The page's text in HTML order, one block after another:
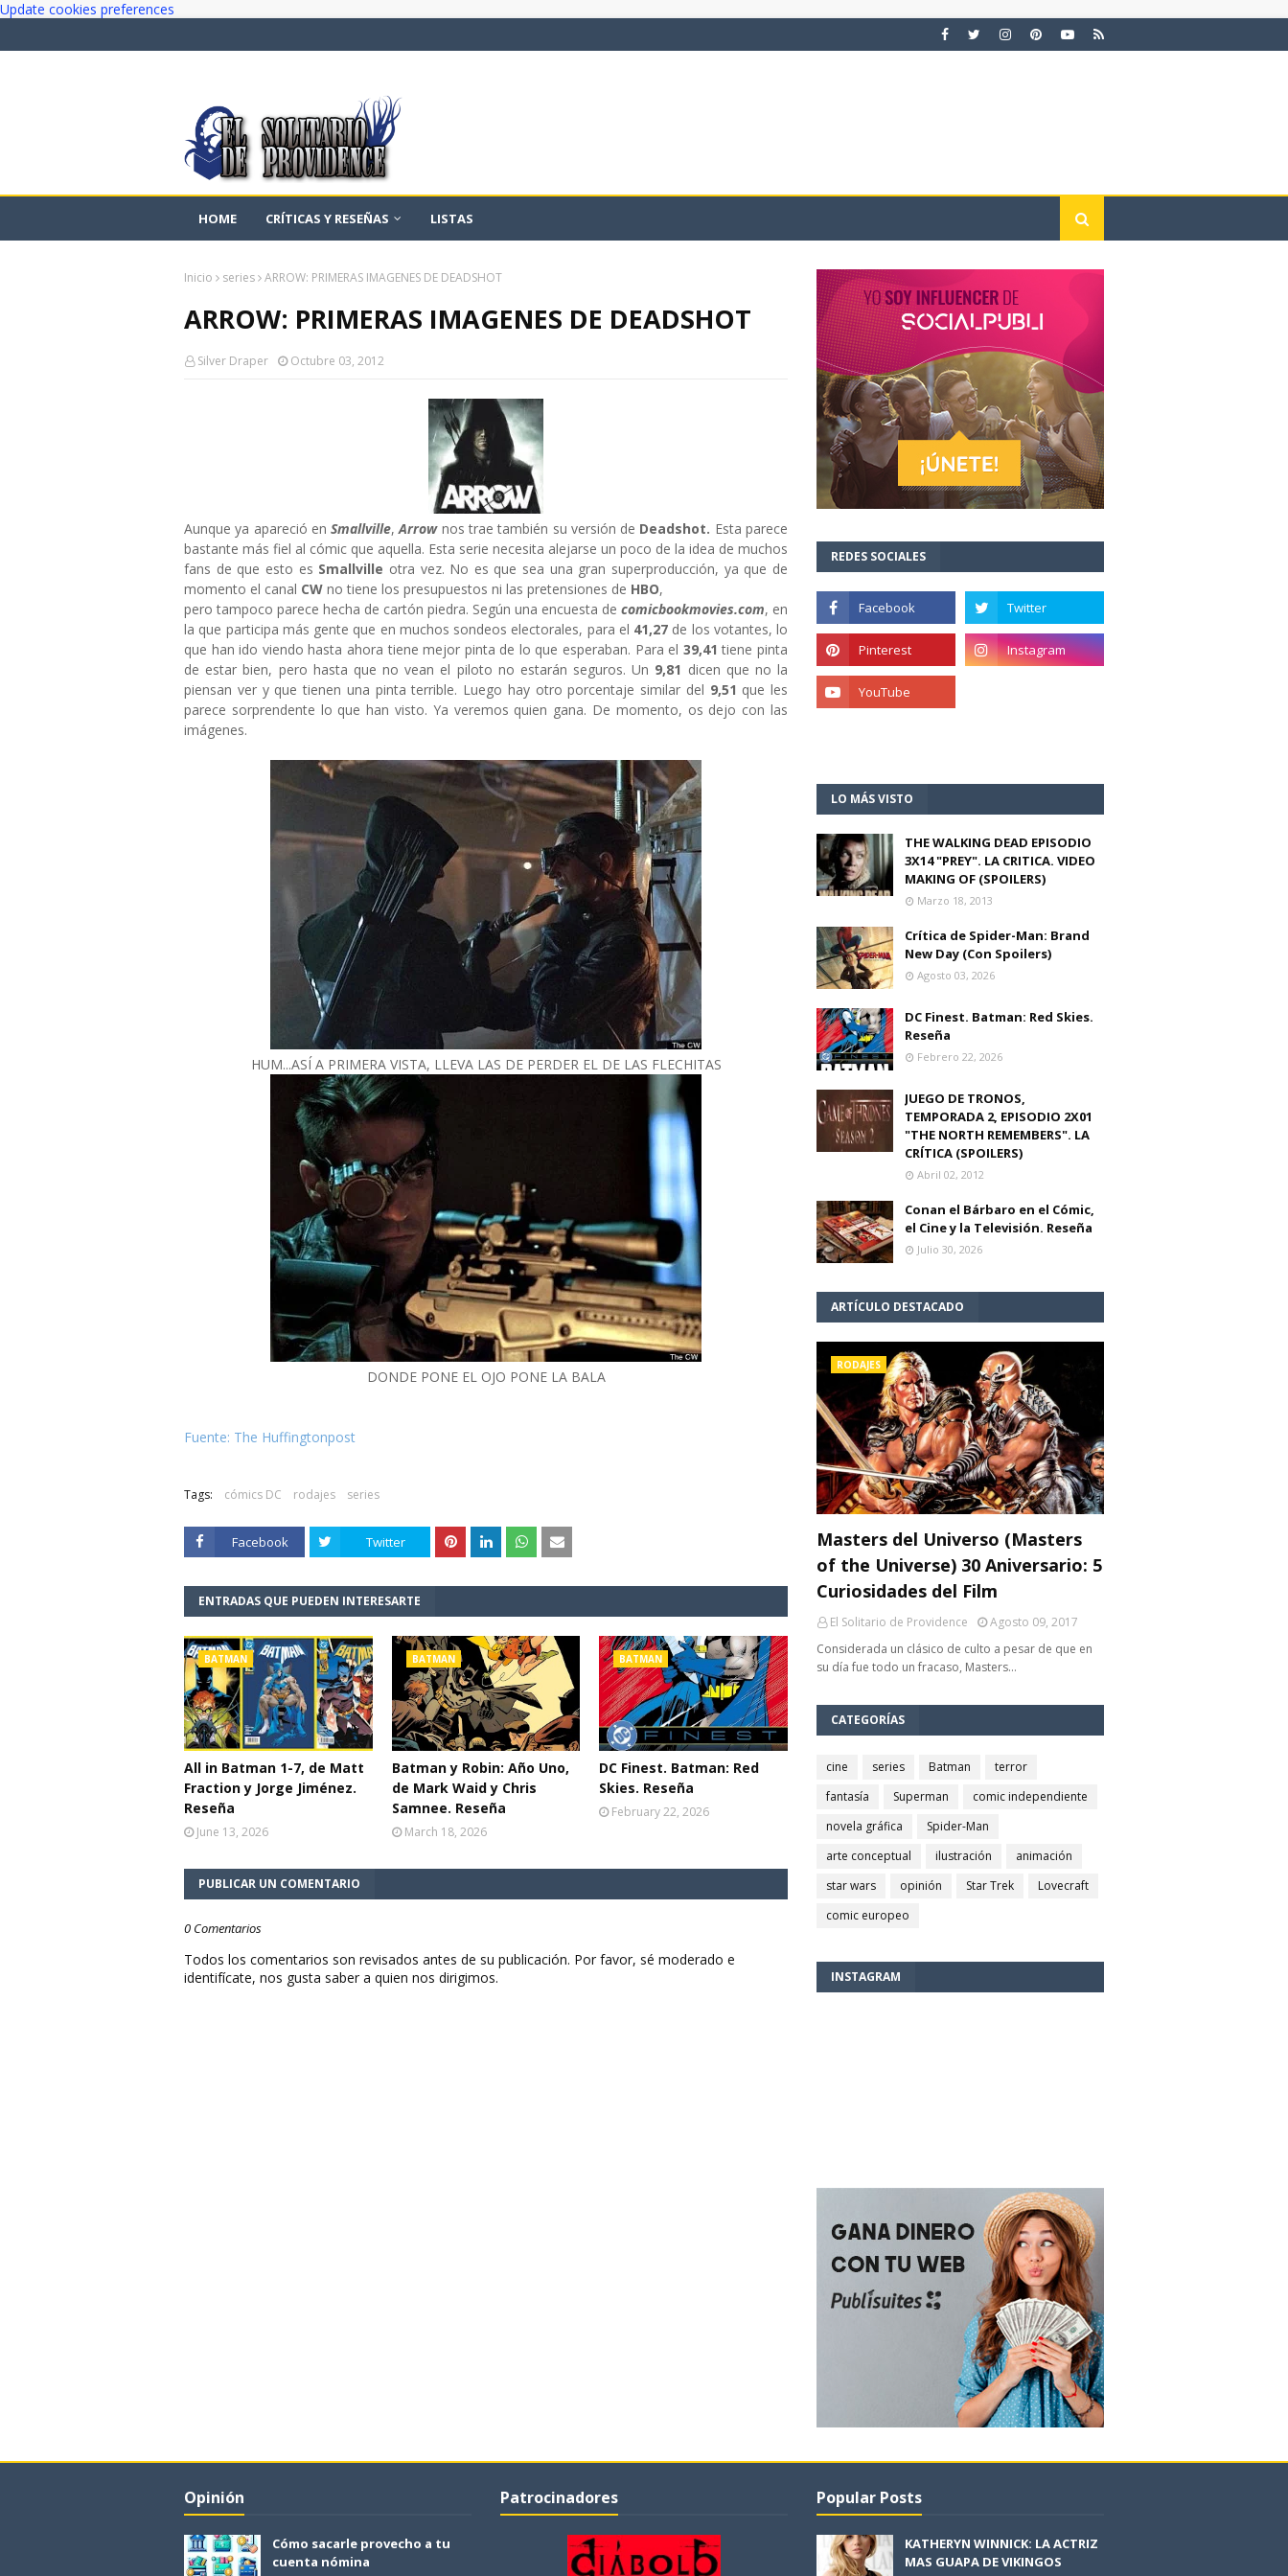
Update cookies preferences
HOME CRÍTICAS Y RESEÑAS LISTAS
Inicio series ARROW: PRIMERAS IMAGENES DE DEADSHOT
ARROW: PRIMERAS IMAGENES DE DEADSHOT
Silver Draper Octubre 03, 2012
Aunque ya apareció en Smallville,Arrow nos trae también su versión de Deadshot. Esta parece
bastante más fiel al cómic que aquella. Esta serie necesita alejarse un poco de la idea de muchos
fans de que esto es Smallville otra vez. No es que sea una gran superproducción, ya que de
momento el canal CW no tiene los presupuestos ni las pretensiones de HBO,
pero tampoco parece hecha de cartón piedra. Según una encuesta de comicbookmovies.com, en
la que participa más gente que en muchos sondeos electorales, para el 41,27 de los votantes, lo
que han ido viendo hasta ahora tiene mejor pinta de lo que esperaban. Para el 39,41 tiene pinta
de estar bien, pero hasta que no vean el piloto no estarán seguros. Un 9,81 dicen que no la
piensan ver y que tienen una pinta terrible. Luego hay otro porcentaje similar del 9,51 que les
parece sorprendente lo que han visto. Ya veremos quien gana. De momento, os dejo con las
imágenes.
HUM...ASÍ A PRIMERA VISTA, LLEVA LAS DE PERDER EL DE LAS FLECHITAS
DONDE PONE EL OJO PONE LA BALA
Fuente: The Huffingtonpost
Tags: cómics DC rodajes series
Facebook Twitter
ENTRADAS QUE PUEDEN INTERESARTE
BATMAN
All in Batman 1-7, de Matt
Fraction y Jorge Jiménez.
Reseña
June 13, 2026
BATMAN
Batman y Robin: Año Uno,
de Mark Waid y Chris
Samnee. Reseña
March 18, 2026
BATMAN
DC Finest. Batman: Red
Skies. Reseña
February 22, 2026
PUBLICAR UN COMENTARIO
0 Comentarios
Todos los comentarios son revisados antes de su publicación. Por favor, sé moderado e
identifícate, nos gusta saber a quien nos dirigimos.
REDES SOCIALES
LO MÁS VISTO
THE WALKING DEAD EPISODIO
3X14 "PREY". LA CRITICA. VIDEO
MAKING OF (SPOILERS)
Marzo 18, 2013
Crítica de Spider-Man: Brand
New Day (Con Spoilers)
Agosto 03, 2026
DC Finest. Batman: Red Skies.
Reseña
Febrero 22, 2026
JUEGO DE TRONOS,
TEMPORADA 2, EPISODIO 2X01
"THE NORTH REMEMBERS". LA
CRÍTICA (SPOILERS)
Abril 02, 2012
Conan el Bárbaro en el Cómic,
el Cine y la Televisión. Reseña
Julio 30, 2026
ARTÍCULO DESTACADO
RODAJES
Masters del Universo (Masters
of the Universe) 30 Aniversario: 5
Curiosidades del Film
El Solitario de Providence
Agosto 09, 2017
Considerada un clásico de culto a pesar de que en
su día fue todo un fracaso, Masters…
CATEGORÍAS
cine series Batman
terror
fantasía
Superman
comic independiente
novela gráfica
Spider-Man
arte conceptual
ilustración
animación
star wars
opinión Star Trek
Lovecraft
comic europeo
INSTAGRAM
Opinión
Cómo sacarle provecho a tu
cuenta nómina
Patrocinadores Popular Posts
KATHERYN WINNICK: LA ACTRIZ
MAS GUAPA DE VIKINGOS